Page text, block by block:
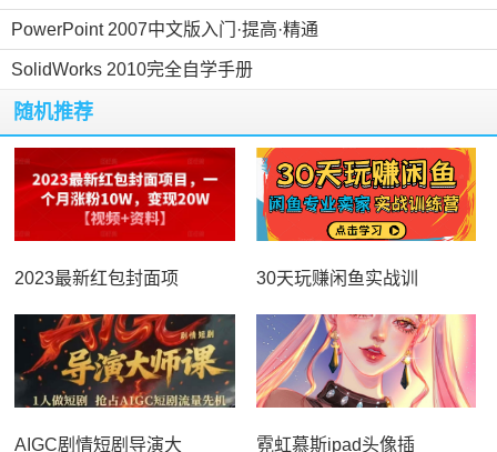
PowerPoint 2007中文版入门·提高·精通
SolidWorks 2010完全自学手册
随机推荐
2023最新红包封面项 30天玩赚闲鱼实战训
AIGC剧情短剧导演大 霓虹慕斯ipad头像插